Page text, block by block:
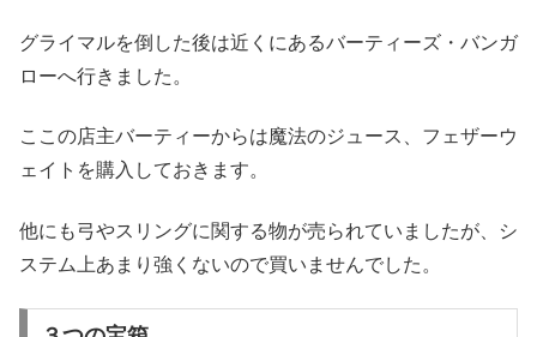
グライマルを倒した後は近くにあるバーティーズ・バンガ
ローへ行きました。
ここの店主バーティーからは魔法のジュース、フェザーウ
ェイトを購入しておきます。
他にも弓やスリングに関する物が売られていましたが、シ
ステム上あまり強くないので買いませんでした。